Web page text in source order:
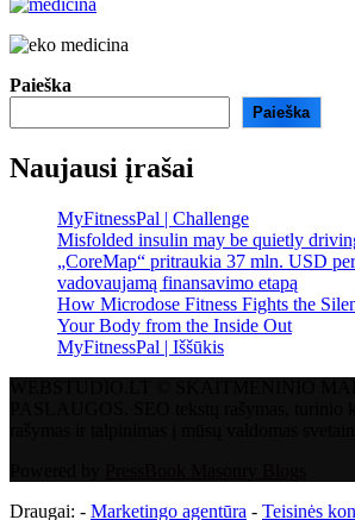
Paieška
Paieška
Naujausi įrašai
MyFitnessPal | Challenge
Misfolded insulin may be quietly
„CoreMap“ pritraukia 37 mln. USD
vadovaujamą finansavimo etapą
How Microdose Fitness Fights the
Your Body from the Inside Out
MyFitnessPal | Iššūkis
Draugai: - Marketingo agentūra - Teisinės